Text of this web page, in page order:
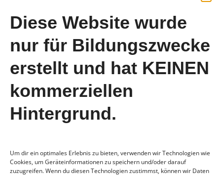
Diese Website wurde
nur für Bildungszwecke
erstellt und hat KEINEN
kommerziellen
Hintergrund.
Um dir ein optimales Erlebnis zu bieten, verwenden wir Technologien wie
Cookies, um Geräteinformationen zu speichern und/oder darauf
zuzugreifen. Wenn du diesen Technologien zustimmst, können wir Daten
Januar 2024
August 2023
Juli 2023
Juni 2023
April 2023